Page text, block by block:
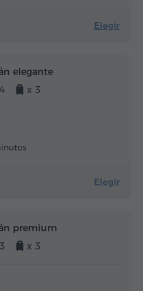
Elegir
elegante
x 3
Elegir
premium
x 3